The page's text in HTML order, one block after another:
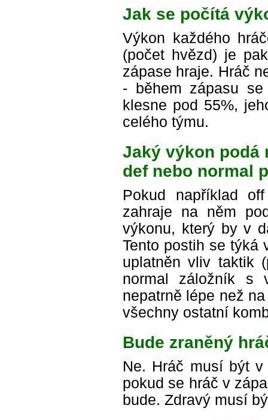
Jak se počítá
Výkon každého
(počet hvězd) je
zápase hraje. Hráč
- během zápasu
klesne pod 55%,
celého týmu.
Jaký výkon podá
def nebo normal
Pokud například
zahraje na něm
výkonu, který by v
Tento postih se týká
uplatněn vliv taktik
normal záložník s
nepatrně lépe než
všechny ostatní
Bude zraněný
Ne. Hráč musí být
pokud se hráč v
bude. Zdravý musí